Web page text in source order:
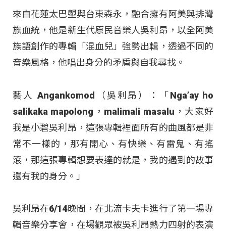
來自花蓮太巴塱與台東森永，融合擁有阿美與排灣
族血統，他是新生代原民音樂人吳利昂，以全阿美
族語創作的專輯「混血兒」強勢出輯，透過不同的
音樂風格，他唱出身分的矛盾與自我尋找。
藝人 Angankomod（吳利昂）：「Nga’ay ho
salikaka mapolong，malimali masalu，大家好
我是小碧吳利昂，這張專輯裡面所有的曲風都是非
常不一樣的，那有開心、有快樂、有雷鬼、有搖
滾，那這張專輯想要表達的就是，我的遇到的故事
還有我的身分。」
吳利昂在6/14晚間，在北流卡夫卡進行了第一場專
輯音樂分享會，在場觀眾被吳利昂熱力四射的表演